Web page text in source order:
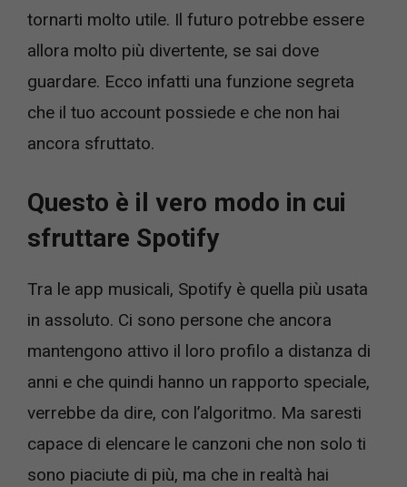
tornarti molto utile. Il futuro potrebbe essere
allora molto più divertente, se sai dove
guardare. Ecco infatti una funzione segreta
che il tuo account possiede e che non hai
ancora sfruttato.
Questo è il vero modo in cui
sfruttare Spotify
Tra le app musicali, Spotify è quella più usata
in assoluto. Ci sono persone che ancora
mantengono attivo il loro profilo a distanza di
anni e che quindi hanno un rapporto speciale,
verrebbe da dire, con l’algoritmo. Ma saresti
capace di elencare le canzoni che non solo ti
sono piaciute di più, ma che in realtà hai